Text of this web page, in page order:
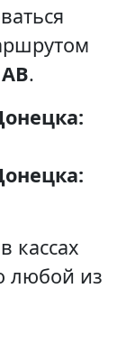
.
кассах
любой из